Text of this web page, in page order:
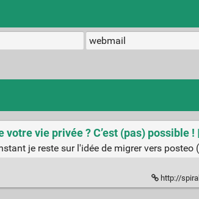
vie privée ? C’est (pas) possible
je reste sur l'idée de migrer vers
http://